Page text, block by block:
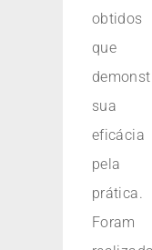
obtidos
que
sua
eficácia
pela
prática.
Foram